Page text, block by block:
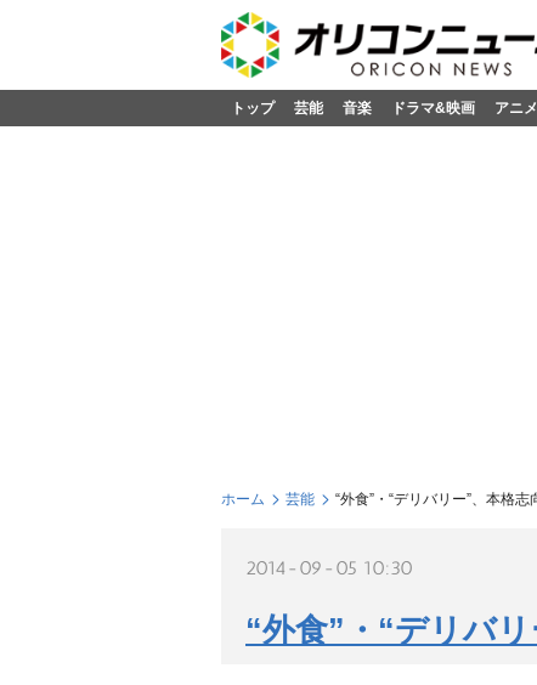
トップ 芸能 音楽 ドラマ&映画 アニ
ホーム 芸能 “外食”・“デリバリー”、本格志
2014-09-05 10:30
“外食”・“デリバ